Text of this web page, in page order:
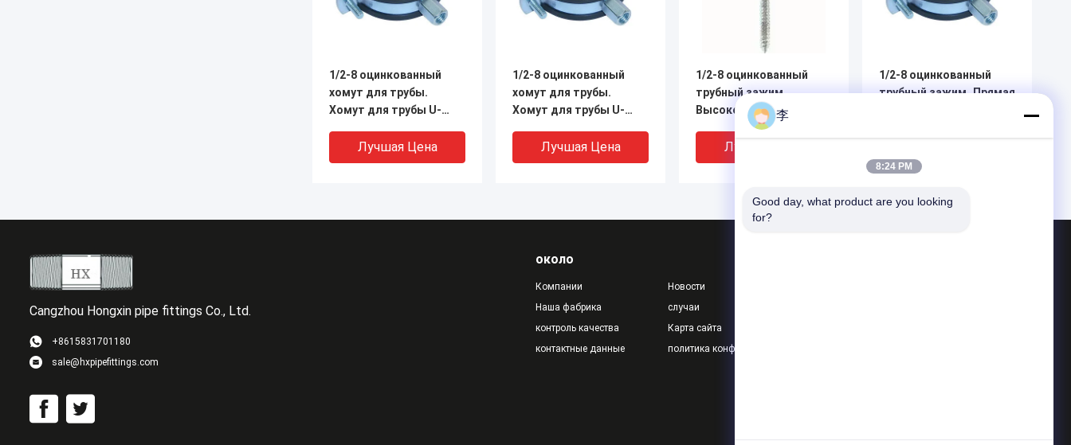
1/2-8 оцинкованный
хомут для трубы.
Хомут для трубы U-
Лучшая Цена
1/2-8 оцинкованный
хомут для трубы.
Хомут для трубы U-
Лучшая Цена
1/2-8 оцинкованный
трубный зажим.
Высокое качество
Лучшая Цена
1/2-8 оцинкованный
трубный зажим.,Прямая
Cangzhou Hongxin pipe fittings Co., Ltd.
+8615831701180
sale@hxpipefittings.com
около
Компании
Наша фабрика
контроль качества
контактные данные
Новости
случаи
Карта сайта
политика конфиденциальности
李
8:24 PM
Good day, what product are you looking
for?